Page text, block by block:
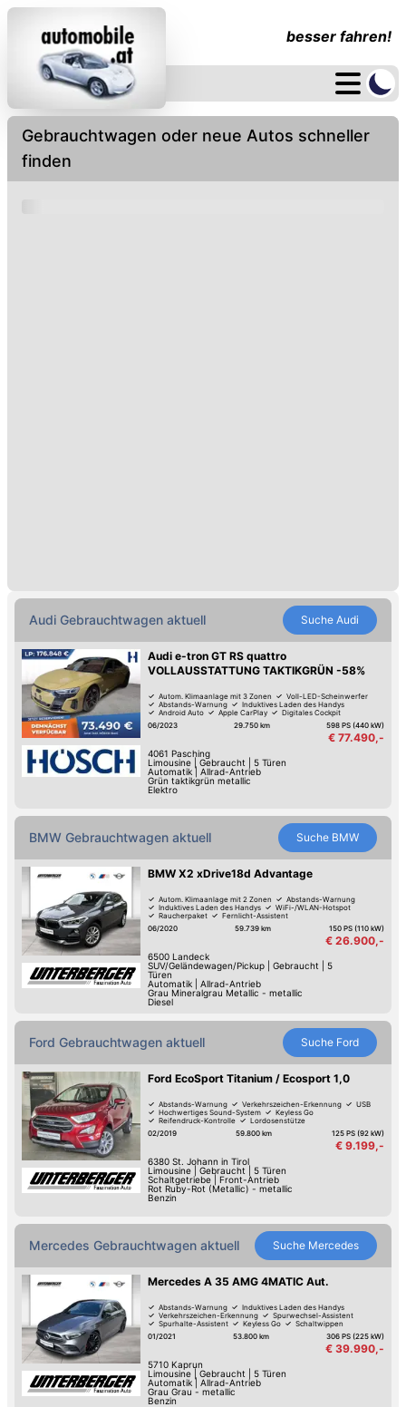
besser fahren!
Gebrauchtwagen oder neue Autos schneller
finden
Audi Gebrauchtwagen aktuell Suche Audi
Audi e-tron GT RS quattro
VOLLAUSSTATTUNG TAKTIKGRÜN -58%
Autom. Klimaanlage mit 3 Zonen
Voll-LED-Scheinwerfer
Abstands-Warnung
Induktives Laden des Handys
Android Auto
Apple CarPlay
Digitales Cockpit
Blendfreies Fernlicht
06/2023 29.750 km 598 PS (440 kW)
€ 77.490,-
4061 Pasching
Limousine| Gebraucht
5 Türen
Automatik| Allrad-Antrieb
Grün taktikgrün metallic
Elektro
BMW Gebrauchtwagen aktuell Suche BMW
BMW X2 xDrive18d Advantage
Autom. Klimaanlage mit 2 Zonen
Abstands-Warnung
Induktives Laden des Handys
WiFi-/WLAN-Hotspot
Raucherpaket
Fernlicht-Assistent
Verkehrszeichen-Erkennung
06/2020 59.739 km 150 PS (110 kW)
€ 26.900,-
6500 Landeck
SUV/Geländewagen/Pickup| Gebraucht
5
Türen
Automatik| Allrad-Antrieb
Grau Mineralgrau Metallic - metallic
Diesel
Ford Gebrauchtwagen aktuell Suche Ford
Ford EcoSport Titanium / Ecosport 1,0
Abstands-Warnung Verkehrszeichen-Erkennung
USB
Hochwertiges Sound-System
Keyless Go
Reifendruck-Kontrolle
Lordosenstütze
LED-Tag-Fahrlicht
02/2019 59.800 km 125 PS (92 kW)
€ 9.199,-
6380 St. Johann in Tirol
Limousine| Gebraucht
5 Türen
Schaltgetriebe| Front-Antrieb
Rot Ruby-Rot (Metallic) - metallic
Benzin
Mercedes Gebrauchtwagen aktuell Suche Mercedes
Mercedes A 35 AMG 4MATIC Aut.
Abstands-Warnung
Induktives Laden des Handys
Verkehrszeichen-Erkennung
Spurwechsel-Assistent
Spurhalte-Assistent
Keyless Go
Schaltwippen
Reifendruck-Kontrolle
01/2021 53.800 km 306 PS (225 kW)
€ 39.990,-
5710 Kaprun
Limousine| Gebraucht
5 Türen
Automatik| Allrad-Antrieb
Grau Grau - metallic
Benzin